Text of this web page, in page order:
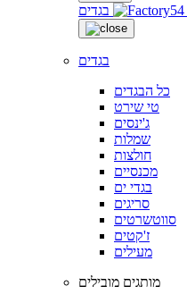
בגדים
בגדים
כל הבגדים
טי שירט
ג'ינסים
שמלות
חולצות
מכנסיים
בגדי ים
סריגים
סווטשרטים
ז'קטים
מעילים
מותגים מובילים